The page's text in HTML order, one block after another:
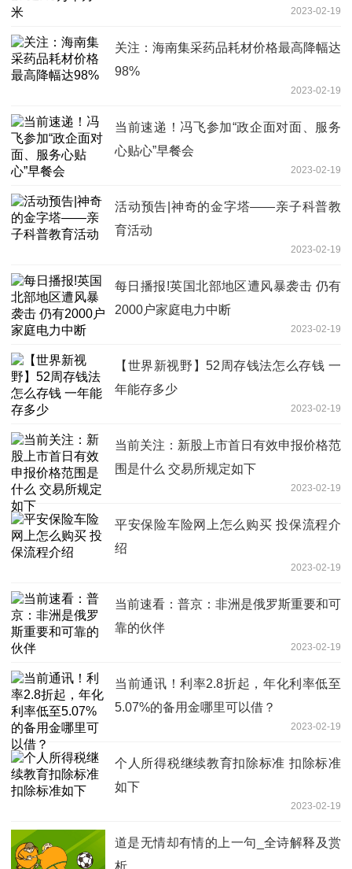
2023-02-19
关注：海南集采药品耗材价格最高降幅达
98%
2023-02-19
当前速递！冯飞参加“政企面对面、服务
心贴心”早餐会
2023-02-19
活动预告|神奇的金字塔——亲子科普教
育活动
2023-02-19
每日播报!英国北部地区遭风暴袭击 仍有
2000户家庭电力中断
2023-02-19
【世界新视野】52周存钱法怎么存钱 一
年能存多少
2023-02-19
当前关注：新股上市首日有效申报价格范
围是什么 交易所规定如下
2023-02-19
平安保险车险网上怎么购买 投保流程介
绍
2023-02-19
当前速看：普京：非洲是俄罗斯重要和可
靠的伙伴
2023-02-19
当前通讯！利率2.8折起，年化利率低至
5.07%的备用金哪里可以借？
2023-02-19
个人所得税继续教育扣除标准 扣除标准
如下
2023-02-19
道是无情却有情的上一句_全诗解释及赏